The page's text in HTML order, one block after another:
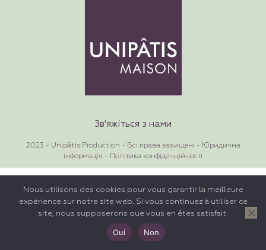
Зв'яжіться з нами
2023 - Unipâtis Production - Всі права захищені - Юридична
інформація - Політика конфіденційності
Nous utilisons des cookies pour vous garantir la meilleure
expérience sur notre site web. Si vous continuez à utiliser ce
site, nous supposerons que vous en êtes satisfait.
Oui Non